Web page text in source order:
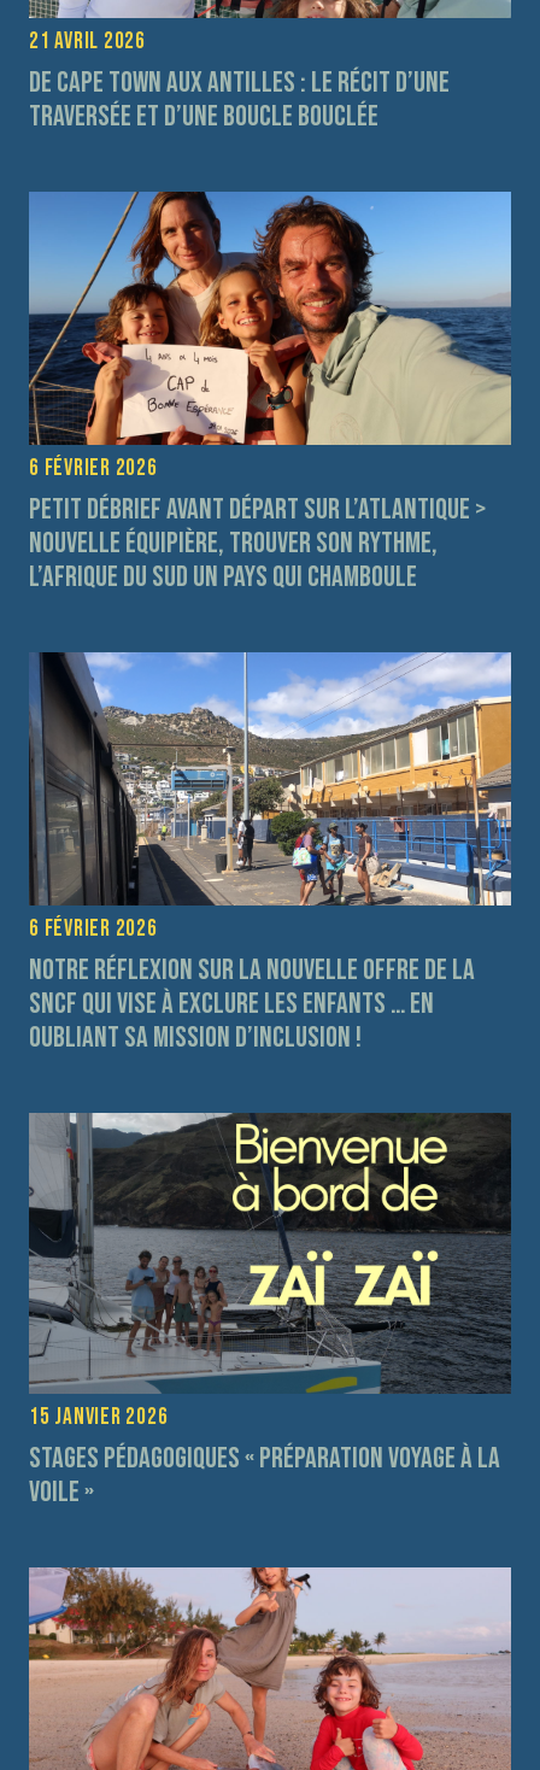
21 avril 2026
De Cape Town aux Antilles : le récit d’une
traversée et d’une boucle bouclée
6 février 2026
Petit débrief avant départ sur l’Atlantique >
Nouvelle équipière, trouver son rythme,
l’Afrique du Sud un pays qui chamboule
6 février 2026
Notre réflexion sur la nouvelle offre de la
SNCF qui vise à exclure les enfants … en
oubliant sa mission d’inclusion !
15 janvier 2026
Stages pédagogiques « préparation voyage à la
voile »